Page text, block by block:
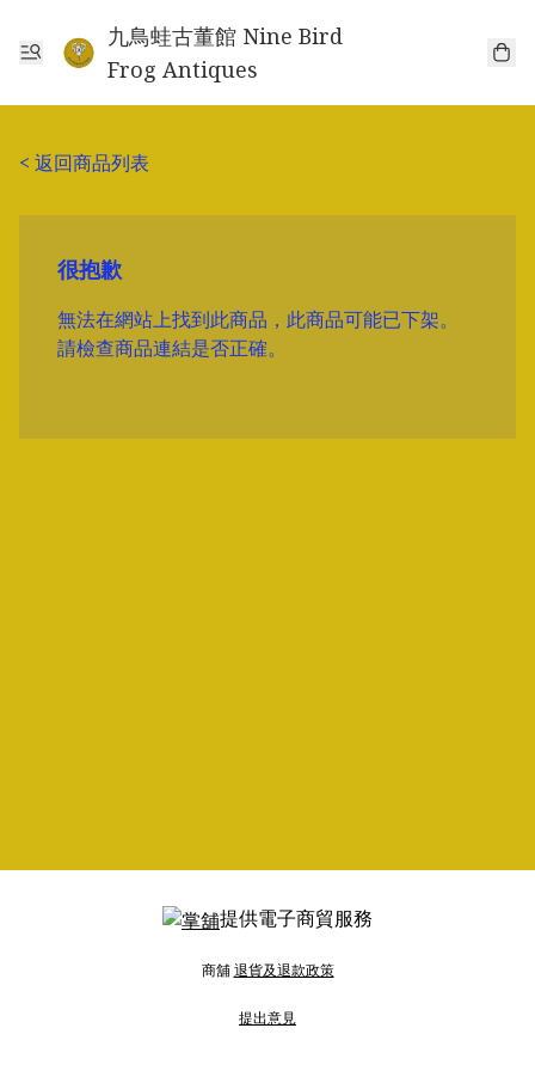
九鳥蛙古董館 Nine Bird
Frog Antiques
< 返回商品列表
很抱歉
無法在網站上找到此商品，此商品可能已下架。
請檢查商品連結是否正確。
提供電子商貿服務
商舖退貨及退款政策
提出意見